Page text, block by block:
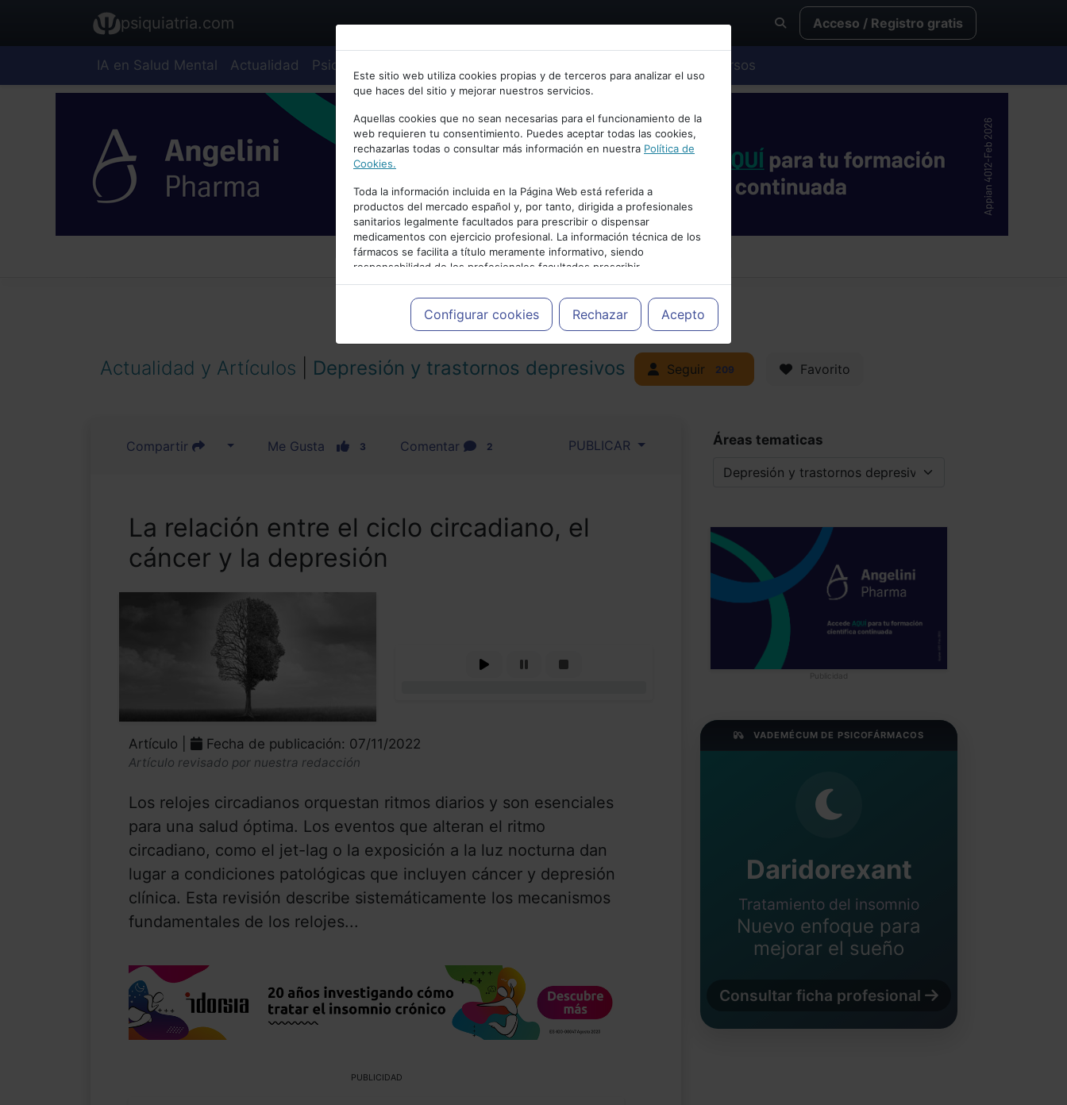
Bienvenid@ a psiquiatria.com
Escribe tu Email
Accede o regístrate con tu email.
Cancelar
psiquiatria.com Acceso / Registro gratis
IA en Salud Mental Actualidad Psiquiatría Cursos
Este sitio web utiliza cookies propias y de terceros para analizar el uso
que haces del sitio y mejorar nuestros servicios.
Aquellas cookies que no sean necesarias para el funcionamiento de la
web requieren tu consentimiento. Puedes aceptar todas las cookies,
rechazarlas todas o consultar más información en nuestra Política de
Cookies.
Toda la información incluida en la Página Web está referida a
productos del mercado español y, por tanto, dirigida a profesionales
sanitarios legalmente facultados para prescribir o dispensar
medicamentos con ejercicio profesional. La información técnica de los
fármacos se facilita a título meramente informativo, siendo
responsabilidad de los profesionales facultados prescribir
medicamentos y decidir, en cada caso concreto, el tratamiento más
adecuado a las necesidades del paciente.
Configurar cookies Rechazar Acepto
PUBLICIDAD
Actualidad y Artículos Depresión y trastornos depresivos Seguir 209 Favorito
Compartir Me Gusta 3 Comentar 2 PUBLICAR
La relación entre el ciclo circadiano, el
cáncer y la depresión
Artículo | Fecha de publicación: 07/11/2022
Artículo revisado por nuestra redacción
Los relojes circadianos orquestan ritmos diarios y son esenciales
para una salud óptima. Los eventos que alteran el ritmo
circadiano, como el jet-lag o la exposición a la luz nocturna dan
lugar a condiciones patológicas que incluyen cáncer y depresión
clínica. Esta revisión describe sistemáticamente los mecanismos
fundamentales de los relojes...
PUBLICIDAD
Áreas tematicas
Publicidad
VADEMÉCUM DE PSICOFÁRMACOS
Daridorexant
Tratamiento del insomnio
Nuevo enfoque para
mejorar el sueño
Consultar ficha profesional